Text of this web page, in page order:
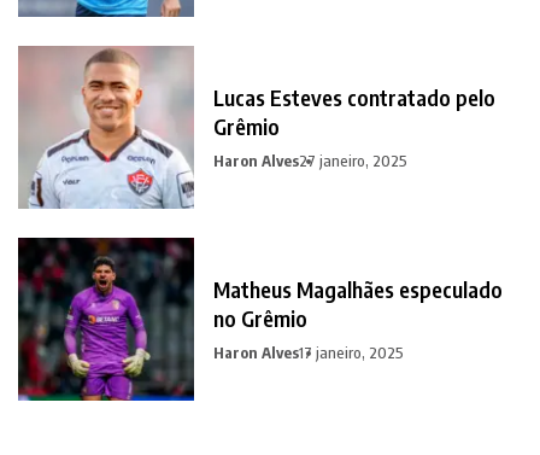
Lucas Esteves contratado pelo
Grêmio
Haron Alves27 janeiro, 2025
Matheus Magalhães especulado
no Grêmio
Haron Alves17 janeiro, 2025